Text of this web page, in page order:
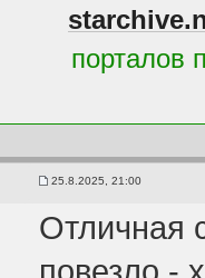
порталов
25.8.2025, 21:00
Отличная